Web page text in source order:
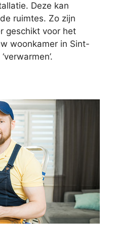
Deze kan
ruimtes. Zo zijn
geschikt voor het
woonkamer in Sint-